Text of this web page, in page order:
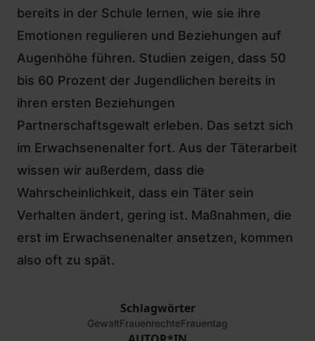
bereits in der Schule lernen, wie sie ihre
Emotionen regulieren und Beziehungen auf
Augenhöhe führen. Studien zeigen, dass 50
bis 60 Prozent der Jugendlichen bereits in
ihren ersten Beziehungen
Partnerschaftsgewalt erleben. Das setzt sich
im Erwachsenenalter fort. Aus der Täterarbeit
wissen wir außerdem, dass die
Wahrscheinlichkeit, dass ein Täter sein
Verhalten ändert, gering ist. Maßnahmen, die
erst im Erwachsenenalter ansetzen, kommen
also oft zu spät.
Schlagwörter
GewaltFrauenrechteFrauentag